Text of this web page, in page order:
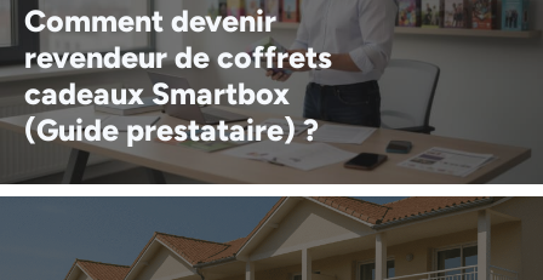
Comment devenir
revendeur de coffrets
cadeaux Smartbox
(Guide prestataire) ?